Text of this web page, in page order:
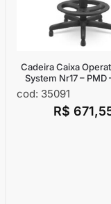
Cadeira Caixa
System Nr17 – PMD
cod: 35091
R$